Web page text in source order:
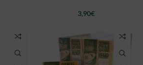
3,90€